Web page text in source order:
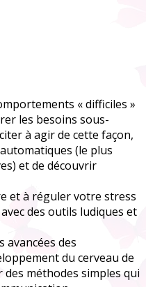
« difficiles »
les besoins sous-
à agir de cette façon,
(le plus
et de découvrir
et à réguler votre stress
des outils ludiques et
avancées des
du cerveau de
des méthodes simples qui